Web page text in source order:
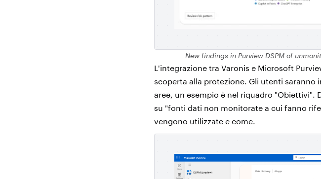
New findings in Purview DSPM of
L'integrazione tra Varonis e Microsoft
scoperta alla protezione. Gli utenti
aree, un esempio è nel riquadro "Obiettivi".
su "fonti dati non monitorate a cui fanno
vengono utilizzate e come.